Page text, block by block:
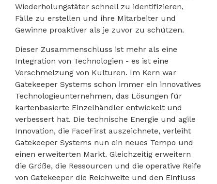
Wiederholungstäter schnell zu identifizieren,
Fälle zu erstellen und ihre Mitarbeiter und
Gewinne proaktiver als je zuvor zu schützen.
Dieser Zusammenschluss ist mehr als eine
Integration von Technologien - es ist eine
Verschmelzung von Kulturen. Im Kern war
Gatekeeper Systems schon immer ein innovatives
Technologieunternehmen, das Lösungen für
kartenbasierte Einzelhändler entwickelt und
verbessert hat. Die technische Energie und agile
Innovation, die FaceFirst auszeichnete, verleiht
Gatekeeper Systems nun ein neues Tempo und
einen erweiterten Markt. Gleichzeitig erweitern
die Größe, die Ressourcen und die operative Reife
von Gatekeeper die Reichweite und den Einfluss